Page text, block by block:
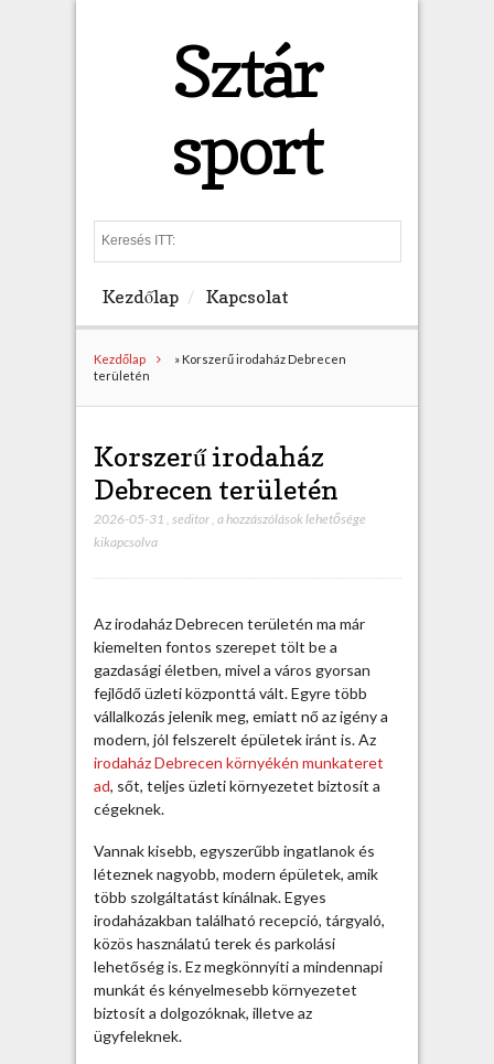
Sztár
sport
e
h
Kezdőlap Kapcsolat
Kezdőlap » Korszerű irodaház Debrecen
területén
Korszerű irodaház
Debrecen területén
2026-05-31 seditor, K
e
r
ű
i
r
o
d
a
D
e
a hozzászólások lehetősége
kikapcsolva
Az irodaház Debrecen területén ma már
kiemelten fontos szerepet tölt be a
gazdasági életben, mivel a város gyorsan
fejlődő üzleti központtá vált. Egyre több
vállalkozás jelenik meg, emiatt nő az igény a
modern, jól felszerelt épületek iránt is. Az
irodaház Debrecen környékén munkateret
ad, sőt, teljes üzleti környezetet biztosít a
cégeknek.
Vannak kisebb, egyszerűbb ingatlanok és
léteznek nagyobb, modern épületek, amik
több szolgáltatást kínálnak. Egyes
irodaházakban található recepció, tárgyaló,
közös használatú terek és parkolási
lehetőség is. Ez megkönnyíti a mindennapi
munkát és kényelmesebb környezetet
biztosít a dolgozóknak, illetve az
ügyfeleknek.